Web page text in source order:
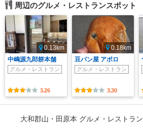
周辺のグルメ・レストランスポット
0.13km
中嶋源九郎餅本舗
グルメ・レストラン
3.26
0.18km
豆パン屋 アポロ
グルメ・レストラン
3.30
大和郡山・田原本 グルメ・レストラ